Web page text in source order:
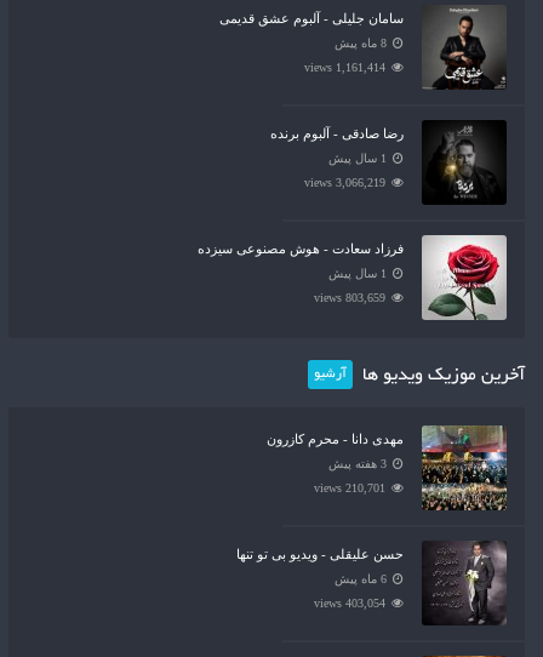
سامان جلیلی - آلبوم عشق قدیمی
8 ماه پیش
1,161,414 views
رضا صادقی - آلبوم برنده
1 سال پیش
3,066,219 views
فرزاد سعادت - هوش مصنوعی سیزده
1 سال پیش
803,659 views
آخرین موزیک ویدیو ها آرشیو
مهدی دانا - محرم کازرون
3 هفته پیش
210,701 views
حسن علیقلی - ویدیو بی تو تنها
6 ماه پیش
403,054 views